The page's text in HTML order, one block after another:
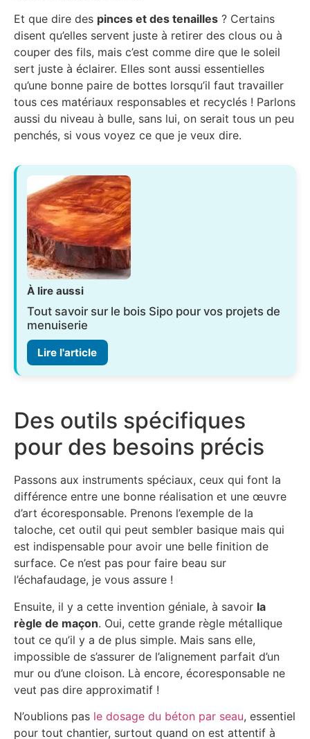
Et que dire des pinces et des tenailles ? Certains
disent qu’elles servent juste à retirer des clous ou à
couper des fils, mais c’est comme dire que le soleil
sert juste à éclairer. Elles sont aussi essentielles
qu’une bonne paire de bottes lorsqu’il faut travailler
tous ces matériaux responsables et recyclés ! Parlons
aussi du niveau à bulle, sans lui, on serait tous un peu
penchés, si vous voyez ce que je veux dire.
À lire aussi
Tout savoir sur le bois Sipo pour vos projets de
menuiserie
Lire l'article
Des outils spécifiques
pour des besoins précis
Passons aux instruments spéciaux, ceux qui font la
différence entre une bonne réalisation et une œuvre
d’art écoresponsable. Prenons l’exemple de la
taloche, cet outil qui peut sembler basique mais qui
est indispensable pour avoir une belle finition de
surface. Ce n’est pas pour faire beau sur
l’échafaudage, je vous assure !
Ensuite, il y a cette invention géniale, à savoir la
règle de maçon. Oui, cette grande règle métallique
tout ce qu’il y a de plus simple. Mais sans elle,
impossible de s’assurer de l’alignement parfait d’un
mur ou d’une cloison. Là encore, écoresponsable ne
veut pas dire approximatif !
N’oublions pas le dosage du béton par seau, essentiel
pour tout chantier, surtout quand on est attentif à